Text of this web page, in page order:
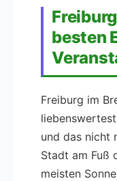
besten
Freiburg im
und das nicht
Stadt am Fuß
meisten